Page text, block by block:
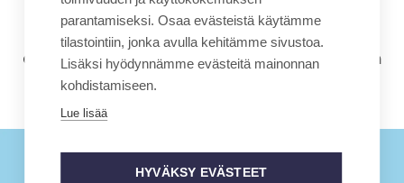
laajaa edunvalvontaa. Kansainvälisen
toiminnan tarkoituksena on seurata
erityisesti EU-lainsäädännön vaikutuksia
Suomeen ja meihin tehyläisiin.
parantamiseksi. Osaa evästeistä käytämme
tilastointiin, jonka avulla kehitämme sivustoa.
Lisäksi hyödynnämme evästeitä mainonnan
kohdistamiseen.
Lue lisää
HYVÄKSY EVÄSTEET